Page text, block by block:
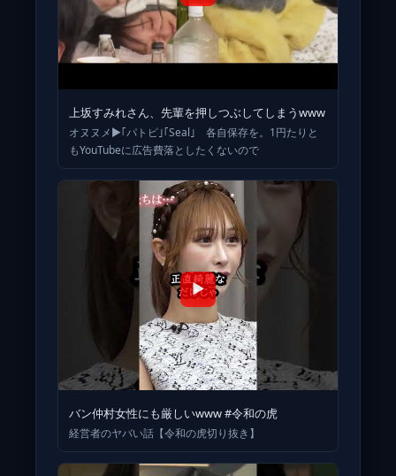
上坂すみれさん、先輩を押しつぶしてしまうwww
オヌヌメ▶︎｢パトピ｣｢Seal｣ 各自保存を。1円たりと
もYouTubeに広告費落としたくないので
▶
バン仲村女性にも厳しいwww #令和の虎
経営者のヤバい話【令和の虎切り抜き】